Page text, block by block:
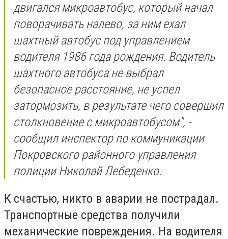
двигался микроавтобус, который начал
поворачивать налево, за ним ехал
шахтный автобус под управлением
водителя 1986 года рождения. Водитель
шахтного автобуса не выбрал
безопасное расстояние, не успел
затормозить, в результате чего совершил
столкновение с микроавтобусом", -
сообщил инспектор по коммуникации
Покровского районного управления
полиции Николай Лебеденко.
К счастью, никто в аварии не пострадал.
Транспортные средства получили
механические повреждения. На водителя